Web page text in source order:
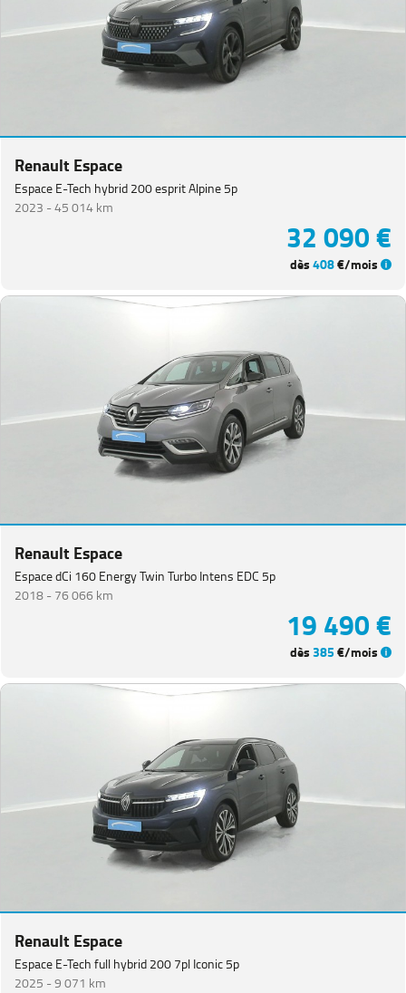
Renault Espace
Espace E-Tech hybrid 200 esprit Alpine 5p
2023 -45 014 km
32 090 €
dès408€/mois
Renault Espace
Espace dCi 160 Energy Twin Turbo Intens EDC 5p
2018 -76 066 km
19 490 €
dès385€/mois
Renault Espace
Espace E-Tech full hybrid 200 7pl Iconic 5p
2025 -9 071 km